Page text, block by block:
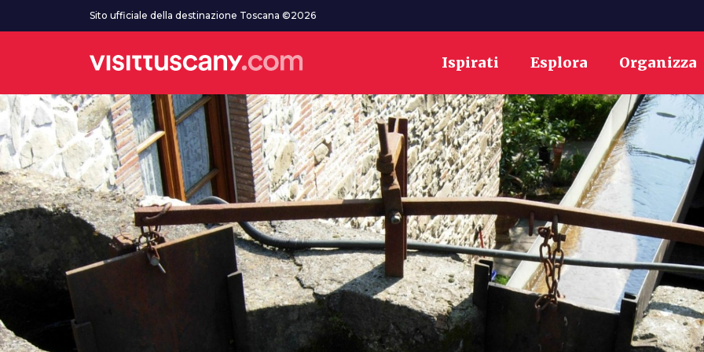
Vai al contenuto principaleSito ufficiale della destinazione Toscana ©2026
Ispirati Esplora Organizza